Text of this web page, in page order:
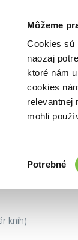
Môžeme
Cookies sú
naozaj
ktoré nám
cookies
relevantnej
mohli
súhlasu
Potrebné
Krejčová
Krejčová
kníh)